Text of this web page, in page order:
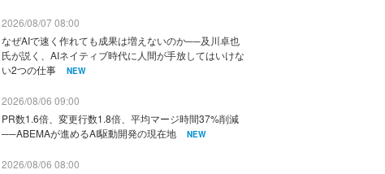
2026/08/07 08:00
なぜAIで速く作れても成果は増えないのか──及川卓也
氏が説く、AIネイティブ時代に人間が手放してはいけな
い2つの仕事
NEW
2026/08/06 09:00
PR数1.6倍、変更行数1.8倍、平均マージ時間37%削減
──ABEMAが進めるAI駆動開発の現在地
NEW
2026/08/06 08:00